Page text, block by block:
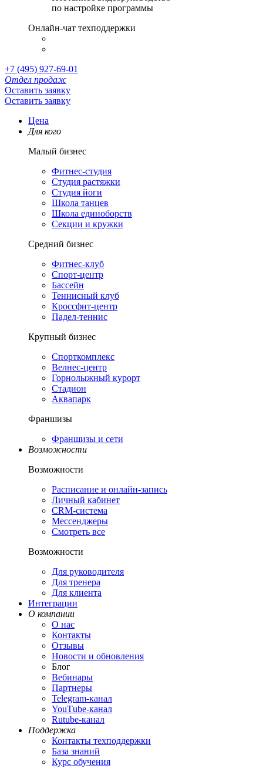
по настройке программы
Онлайн-чат техподдержки
+7 (495) 927-69-01
Отдел продаж
Оставить заявку
Оставить заявку
Цена
Для кого
Малый бизнес
Фитнес-студия
Студия растяжки
Студия йоги
Школа танцев
Школа единоборств
Секции и кружки
Средний бизнес
Фитнес-клуб
Спорт-центр
Бассейн
Теннисный клуб
Кроссфит-центр
Падел-теннис
Крупный бизнес
Спорткомплекс
Велнес-центр
Горнолыжный курорт
Стадион
Аквапарк
Франшизы
Франшизы и сети
Возможности
Возможности
Расписание и онлайн-запись
Личный кабинет
CRM-система
Мессенджеры
Смотреть все
Возможности
Для руководителя
Для тренера
Для клиента
Интеграции
О компании
О нас
Контакты
Отзывы
Новости и обновления
Блог
Вебинары
Партнеры
Теlegram-канал
YouТube-канал
Rutube-канал
Поддержка
Контакты техподдержки
База знаний
Курс обучения